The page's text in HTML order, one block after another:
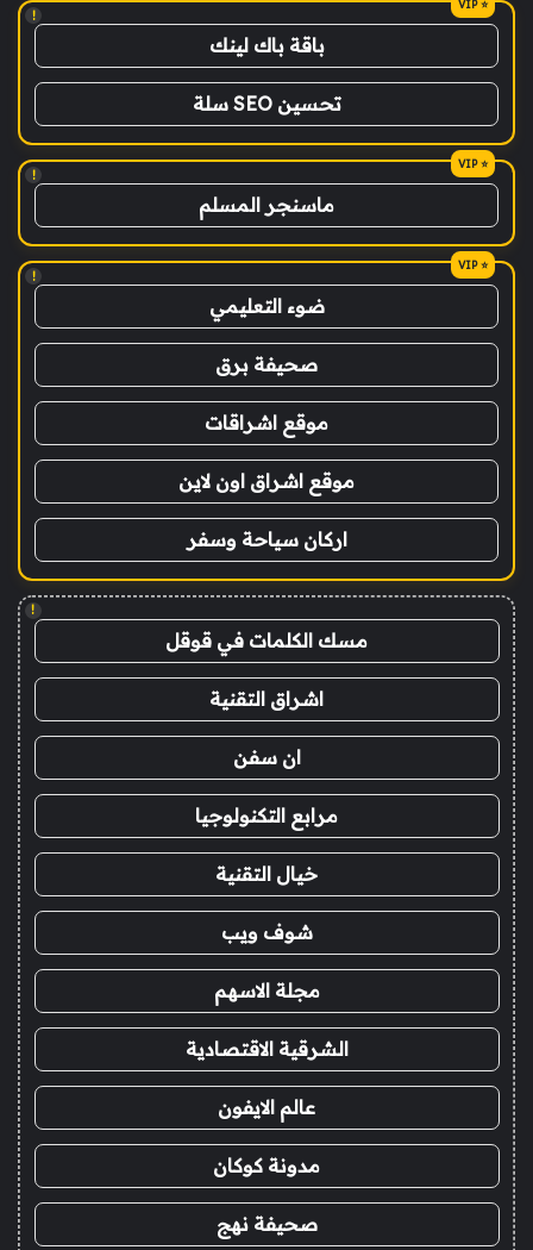
!
باقة باك لينك
تحسين SEO سلة
!
ماسنجر المسلم
!
ضوء التعليمي
صحيفة برق
موقع اشراقات
موقع اشراق اون لاين
اركان سياحة وسفر
!
مسك الكلمات في قوقل
اشراق التقنية
ان سفن
مرابع التكنولوجيا
خيال التقنية
شوف ويب
مجلة الاسهم
الشرقية الاقتصادية
عالم الايفون
مدونة كوكان
صحيفة نهج